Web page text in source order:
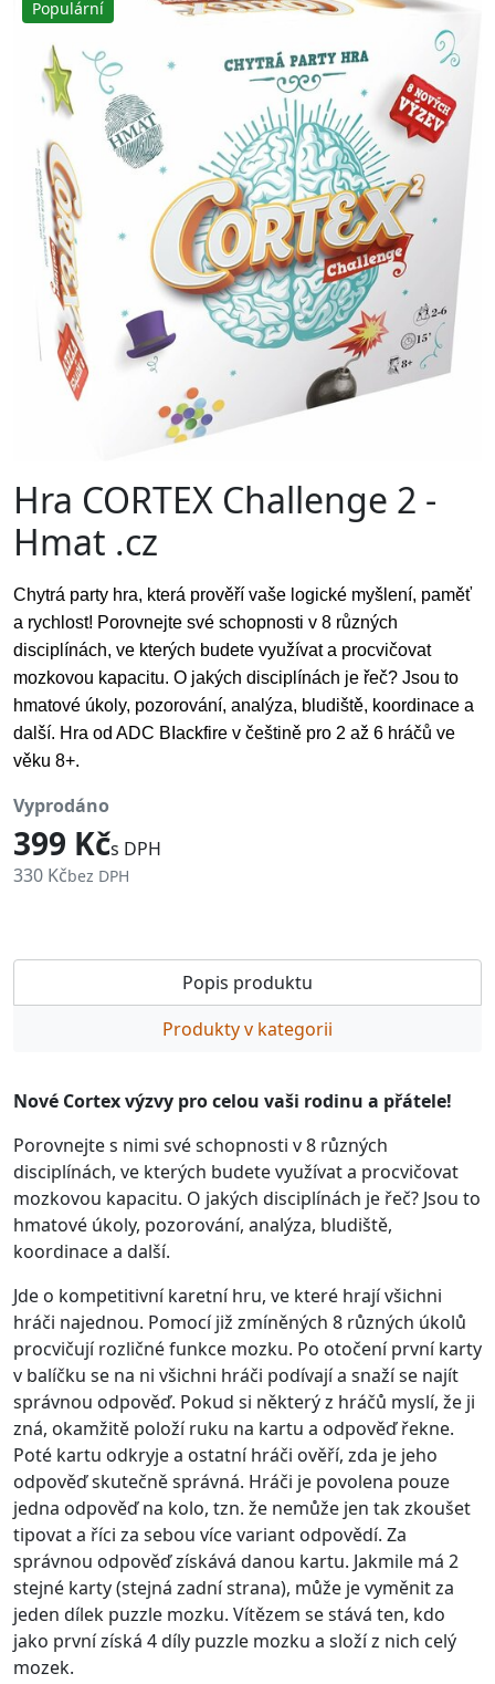
Populární
Hra CORTEX Challenge 2 -
Hmat .cz
Chytrá party hra, která prověří vaše logické myšlení, paměť
a rychlost! Porovnejte své schopnosti v 8 různých
disciplínách, ve kterých budete využívat a procvičovat
mozkovou kapacitu. O jakých disciplínách je řeč? Jsou to
hmatové úkoly, pozorování, analýza, bludiště, koordinace a
další. Hra od ADC BIackfire v češtině pro 2 až 6 hráčů ve
věku 8+.
vyprodáno
399 Kčs DPH
330 Kčbez DPH
Popis produktu
Produkty v kategorii
Nové Cortex výzvy pro celou vaši rodinu a přátele!
Porovnejte s nimi své schopnosti v 8 různých
disciplínách, ve kterých budete využívat a procvičovat
mozkovou kapacitu. O jakých disciplínách je řeč? Jsou to
hmatové úkoly, pozorování, analýza, bludiště,
koordinace a další.
Jde o kompetitivní karetní hru, ve které hrají všichni
hráči najednou. Pomocí již zmíněných 8 různých úkolů
procvičují rozličné funkce mozku. Po otočení první karty
v balíčku se na ni všichni hráči podívají a snaží se najít
správnou odpověď. Pokud si některý z hráčů myslí, že ji
zná, okamžitě položí ruku na kartu a odpověď řekne.
Poté kartu odkryje a ostatní hráči ověří, zda je jeho
odpověď skutečně správná. Hráči je povolena pouze
jedna odpověď na kolo, tzn. že nemůže jen tak zkoušet
tipovat a říci za sebou více variant odpovědí. Za
správnou odpověď získává danou kartu. Jakmile má 2
stejné karty (stejná zadní strana), může je vyměnit za
jeden dílek puzzle mozku. Vítězem se stává ten, kdo
jako první získá 4 díly puzzle mozku a složí z nich celý
mozek.